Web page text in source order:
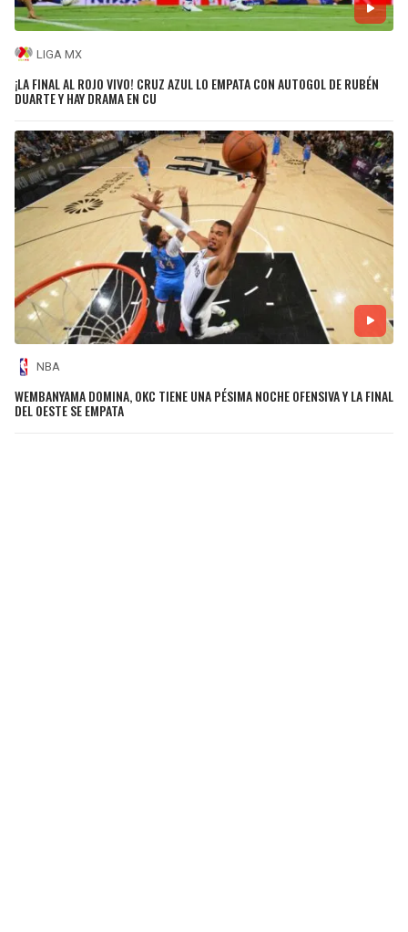
LIGA MX
¡LA FINAL AL ROJO VIVO! CRUZ AZUL LO EMPATA CON AUTOGOL DE RUBÉN
DUARTE Y HAY DRAMA EN CU
NBA
WEMBANYAMA DOMINA, OKC TIENE UNA PÉSIMA NOCHE OFENSIVA Y LA FINAL
DEL OESTE SE EMPATA